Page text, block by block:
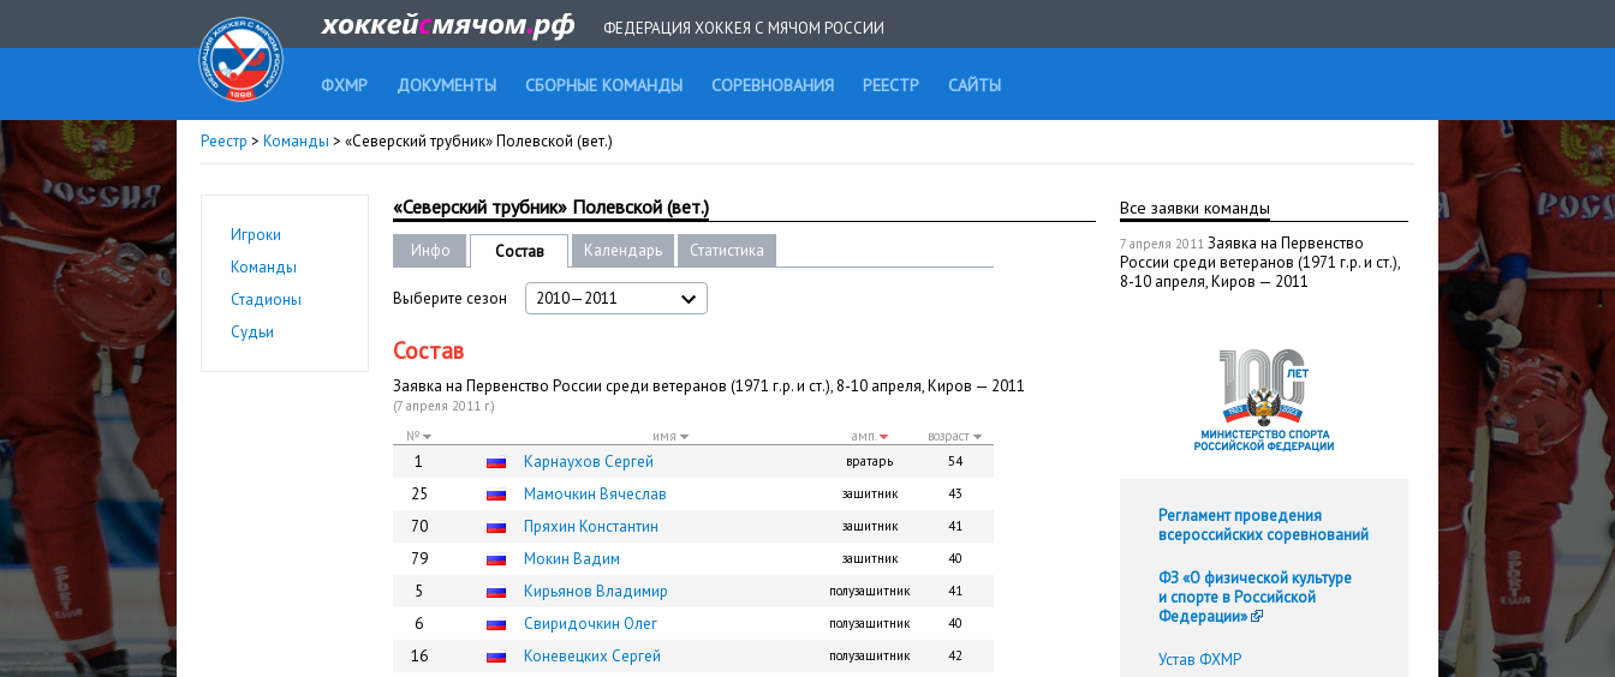
ФЕДЕРАЦИЯ ХОККЕЯ С МЯЧОМ РОССИИ
ФХМР ДОКУМЕНТЫ СБОРНЫЕ КОМАНДЫ СОРЕВНОВАНИЯ РЕЕСТР САЙТЫ
Реестр > Команды > «Северский трубник» Полевской (вет.)
Игроки
Команды
Стадионы
Судьи
Все заявки команды
7 апреля 2011 Заявка на Первенство
России среди ветеранов (1971 г.р. и ст.),
8-10 апреля, Киров — 2011
Регламент проведения
всероссийских соревнований
ФЗ «О физической культуре
и спорте в Российской
Федерации»
Устав ФХМР
«Северский трубник» Полевской (вет.)
Инфо Состав Календарь Статистика
Выберите сезон 2010—2011
Состав
Заявка на Первенство России среди ветеранов (1971 г.р. и ст.), 8-10 апреля, Киров — 2011
(7 апреля 2011 г.)
№
имя амп. возраст
1 Карнаухов Сергей вратарь 54
25 Мамочкин Вячеслав защитник 43
70 Пряхин Константин защитник 41
79 Мокин Вадим защитник 40
5 Кирьянов Владимир полузащитник 41
6 Свиридочкин Олег полузащитник 40
16 Коневецких Сергей полузащитник 42